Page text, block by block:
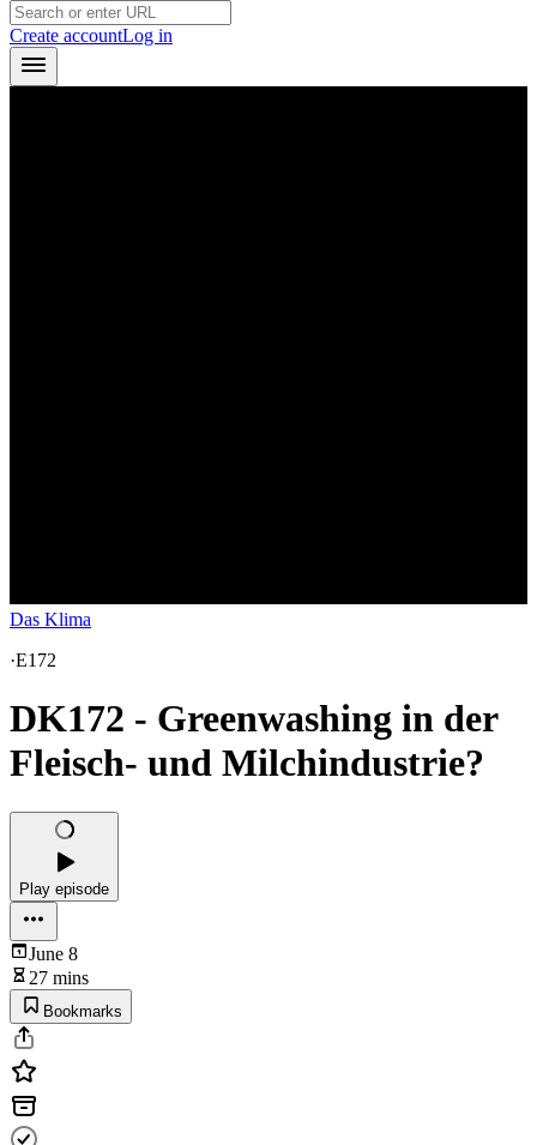
Create accountLog in
Das Klima
·E172
DK172 - Greenwashing in der
Fleisch- und Milchindustrie?
Play episode
June 8
27 mins
Bookmarks